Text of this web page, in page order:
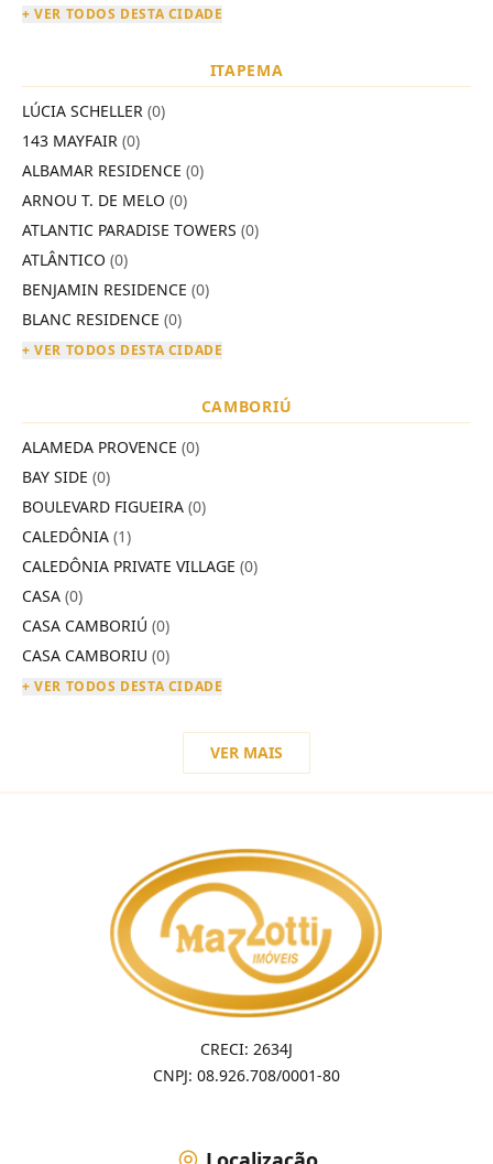
+ VER TODOS DESTA CIDADE
ITAPEMA
LÚCIA SCHELLER (0)
143 MAYFAIR (0)
ALBAMAR RESIDENCE (0)
ARNOU T. DE MELO (0)
ATLANTIC PARADISE TOWERS (0)
ATLÂNTICO (0)
BENJAMIN RESIDENCE (0)
BLANC RESIDENCE (0)
+ VER TODOS DESTA CIDADE
CAMBORIÚ
ALAMEDA PROVENCE (0)
BAY SIDE (0)
BOULEVARD FIGUEIRA (0)
CALEDÔNIA (1)
CALEDÔNIA PRIVATE VILLAGE (0)
CASA (0)
CASA CAMBORIÚ (0)
CASA CAMBORIU (0)
+ VER TODOS DESTA CIDADE
VER MAIS
CRECI: 2634J
CNPJ: 08.926.708/0001-80